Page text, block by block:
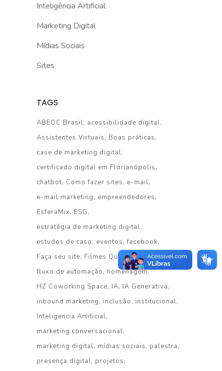
Inteligência Artificial
Marketing Digital
Mídias Sociais
Sites
TAGS
ABEOC Brasil acessibilidade digital
Assistentes Virtuais
Boas práticas
case de marketing digital
certificado digital em Florianópolis
chatbot Como fazer sites
e-mail
e-mail marketing
empreendedores
EsferaMix
ESG
estratégia de marketing digital
estudos de caso
eventos facebook
Faça seu site Filmes Que Voam
fluxo de automação
homenagem
HZ Coworking Space IA IA Generativa
inbound marketing
inclusão
institucional
Inteligencia Artificial
marketing conversacional
marketing digital mídias sociais
palestra
presença digital projetos